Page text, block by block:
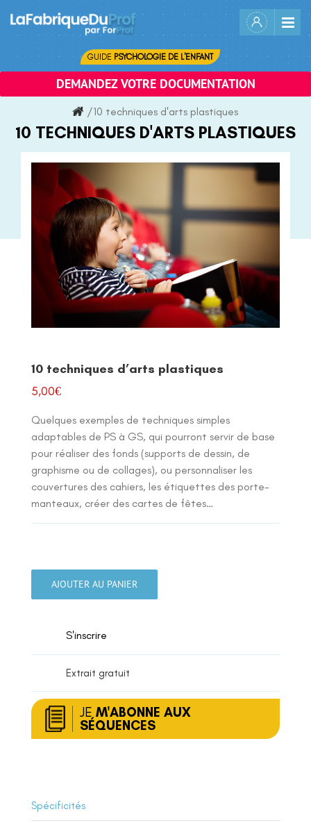
content
GUIDE PSYCHOLOGIE DE L'ENFANT
DEMANDEZ VOTRE DOCUMENTATION
/10 techniques d'arts plastiques
10 TECHNIQUES D'ARTS PLASTIQUES
10 techniques d’arts plastiques
5,00€
Quelques exemples de techniques simples
adaptables de PS à GS, qui pourront servir de base
pour réaliser des fonds (supports de dessin, de
graphisme ou de collages), ou personnaliser les
couvertures des cahiers, les étiquettes des porte-
manteaux, créer des cartes de fêtes…
AJOUTER AU PANIER
S'inscrire
Extrait gratuit
JE M'ABONNE AUX
SÉQUENCES
Spécificités